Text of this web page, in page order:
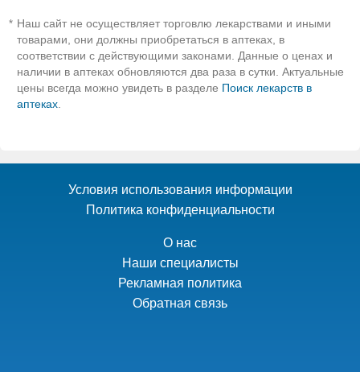
* Наш сайт не осуществляет торговлю лекарствами и иными
товарами, они должны приобретаться в аптеках, в
соответствии с действующими законами. Данные о ценах и
наличии в аптеках обновляются два раза в сутки. Актуальные
цены всегда можно увидеть в разделе Поиск лекарств в
аптеках
Условия использования информации
Политика конфиденциальности
О нас
Наши специалисты
Рекламная политика
Обратная связь